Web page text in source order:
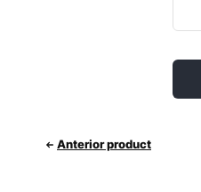
Anterior product